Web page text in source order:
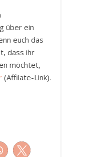
über ein
euch das
dass ihr
möchtet,
(Affilate-Link).